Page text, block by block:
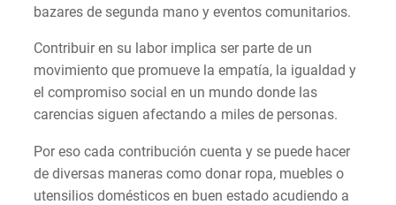
bazares de segunda mano y eventos comunitarios.
Contribuir en su labor implica ser parte de un
movimiento que promueve la empatía, la igualdad y
el compromiso social en un mundo donde las
carencias siguen afectando a miles de personas.
Por eso cada contribución cuenta y se puede hacer
de diversas maneras como donar ropa, muebles o
utensilios domésticos en buen estado acudiendo a